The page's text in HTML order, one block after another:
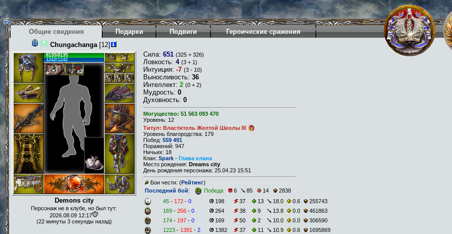
Общие сведения Подарки Подвиги
Героические сражения
Chungachanga[12]
8135/8135
1242/1242
x2
Demons city
Персонаж не в клубе, но был тут:
2026.08.09 12:17
(22 минуты 3 секунды назад)
Сила: 651 (325 + 326)
Ловкость: 4 (3 + 1)
Интуиция: -7 (3 - 10)
Выносливость: 36
Интеллект: 2 (0 + 2)
Мудрость: 0
Духовность: 0
Могущество: 51 563 093 470
Уровень: 12
Титул: Властитель Желтой Школы III
Уровень благородства: 179
Побед: 559 491
Поражений: 947
Ничьих: 18
Клан: Spark - Глава клана
Место рождения: Dreams city
День рождения персонажа: 25.04.23 15:51
Бои чести: (Рейтинг)
Последний бой: Победа 6 85 14
2838
45 - 172 - 0 198 37 13 18.0 0.6
255743
169 - 256 - 0 264 38 9 13.8 0.0
461863
174 - 197 - 0 169 50 2 10.0 0.0
306590
1223 - 1381 - 2 1382 37 11 10.9 0.6
1695869